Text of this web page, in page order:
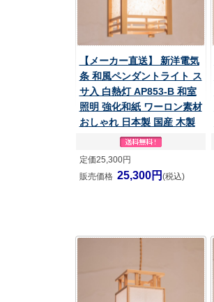
【メーカー直送】 新洋電気
条 和風ペンダントライト ス
サ入 白熱灯 AP853-B 和室
照明 強化和紙 ワーロン素材
おしゃれ 日本製 国産 木製
定価25,300円
販売価格 25,300円 (税込)